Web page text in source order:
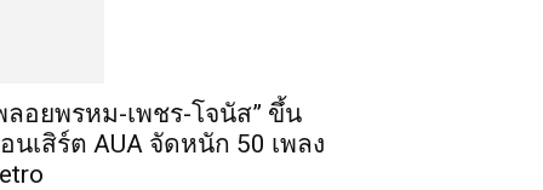
ลอยพรหม-เพชร-โจนัส” ขึ้น
นเสิร์ต AUA จัดหนัก 50 เพลง